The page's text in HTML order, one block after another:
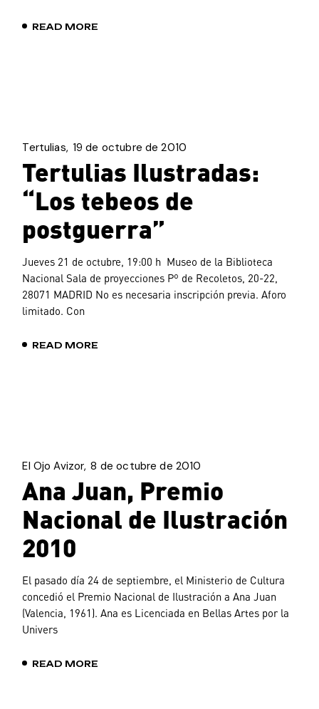
READ MORE
Tertulias 19 de octubre de 2010
Tertulias Ilustradas:
“Los tebeos de
postguerra”
Jueves 21 de octubre, 19:00 h Museo de la Biblioteca
Nacional Sala de proyecciones Pº de Recoletos, 20-22,
28071 MADRID No es necesaria inscripción previa. Aforo
limitado. Con
READ MORE
El Ojo Avizor 8 de octubre de 2010
Ana Juan, Premio
Nacional de Ilustración
2010
El pasado día 24 de septiembre, el Ministerio de Cultura
concedió el Premio Nacional de Ilustración a Ana Juan
(Valencia, 1961). Ana es Licenciada en Bellas Artes por la
Univers
READ MORE